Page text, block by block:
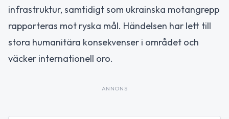
infrastruktur, samtidigt som ukrainska motangrepp
rapporteras mot ryska mål. Händelsen har lett till
stora humanitära konsekvenser i området och
väcker internationell oro.
ANNONS